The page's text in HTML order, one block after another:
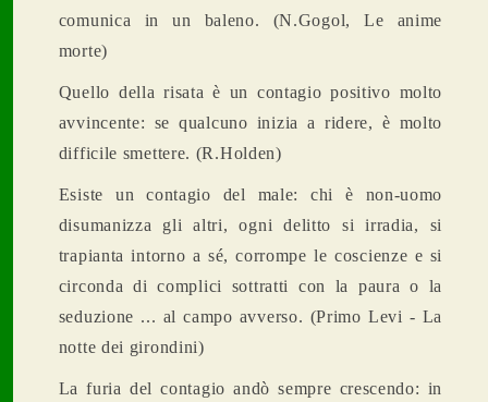
comunica in un baleno. (N.Gogol, Le anime
morte)
Quello della risata è un contagio positivo molto
avvincente: se qualcuno inizia a ridere, è molto
difficile smettere. (R.Holden)
Esiste un contagio del male: chi è non-uomo
disumanizza gli altri, ogni delitto si irradia, si
trapianta intorno a sé, corrompe le coscienze e si
circonda di complici sottratti con la paura o la
seduzione ... al campo avverso. (Primo Levi - La
notte dei girondini)
La furia del contagio andò sempre crescendo: in